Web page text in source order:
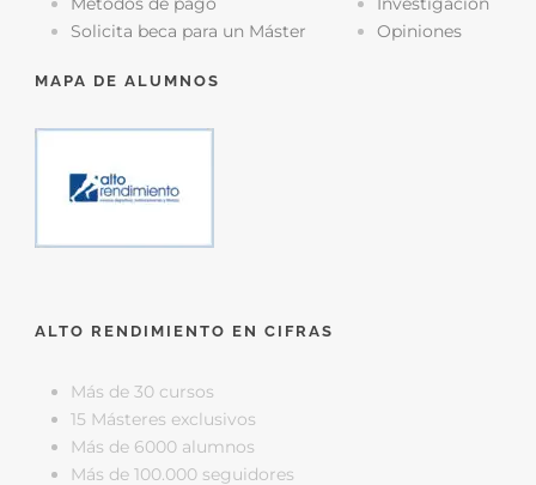
Solicita beca para un Máster
Opiniones
MAPA DE ALUMNOS
ALTO RENDIMIENTO EN CIFRAS
Más de 30 cursos
15 Másteres exclusivos
Más de 6000 alumnos
Más de 100.000 seguidores